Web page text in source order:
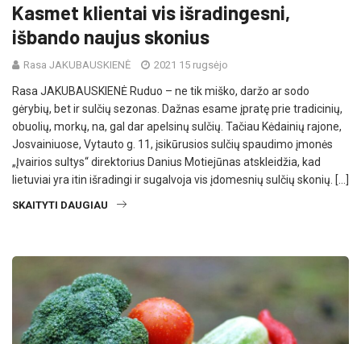
Kasmet klientai vis išradingesni,
išbando naujus skonius
Rasa JAKUBAUSKIENĖ 2021 15 rugsėjo
Rasa JAKUBAUSKIENĖ Ruduo – ne tik miško, daržo ar sodo
gėrybių, bet ir sulčių sezonas. Dažnas esame įpratę prie tradicinių,
obuolių, morkų, na, gal dar apelsinų sulčių. Tačiau Kėdainių rajone,
Josvainiuose, Vytauto g. 11, įsikūrusios sulčių spaudimo įmonės
„Įvairios sultys“ direktorius Danius Motiejūnas atskleidžia, kad
lietuviai yra itin išradingi ir sugalvoja vis įdomesnių sulčių skonių. […]
SKAITYTI DAUGIAU